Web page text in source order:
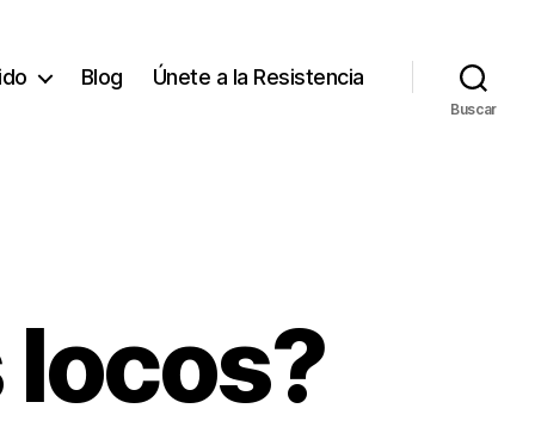
Blog Únete a la Resistencia
Buscar
locos?